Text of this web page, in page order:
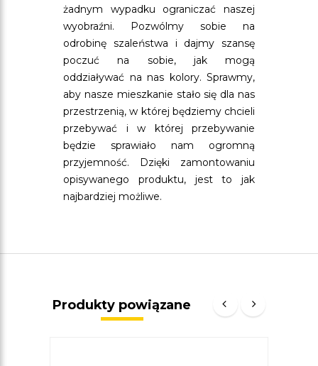
żadnym wypadku ograniczać naszej
wyobraźni. Pozwólmy sobie na
odrobinę szaleństwa i dajmy szansę
poczuć na sobie, jak mogą
oddziaływać na nas kolory. Sprawmy,
aby nasze mieszkanie stało się dla nas
przestrzenią, w której będziemy chcieli
przebywać i w której przebywanie
będzie sprawiało nam ogromną
przyjemność. Dzięki zamontowaniu
opisywanego produktu, jest to jak
najbardziej możliwe.
Produkty powiązane